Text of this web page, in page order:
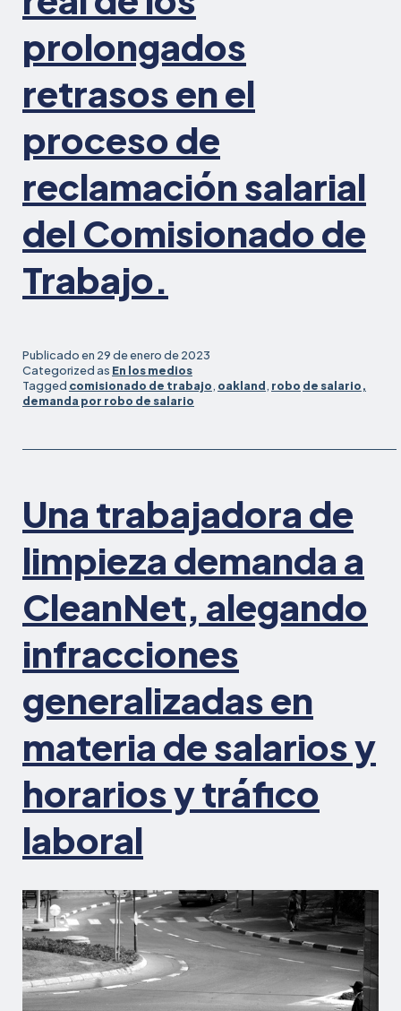
prolongados
retrasos en el
proceso de
reclamación salarial
del Comisionado de
Trabajo.
Publicado en 29 de enero de 2023
Categorized as En los medios
Tagged comisionado de trabajo, oakland, robo de salario,
demanda por robo de salario
Una trabajadora de
limpieza demanda a
CleanNet, alegando
infracciones
generalizadas en
materia de salarios y
horarios y tráfico
laboral